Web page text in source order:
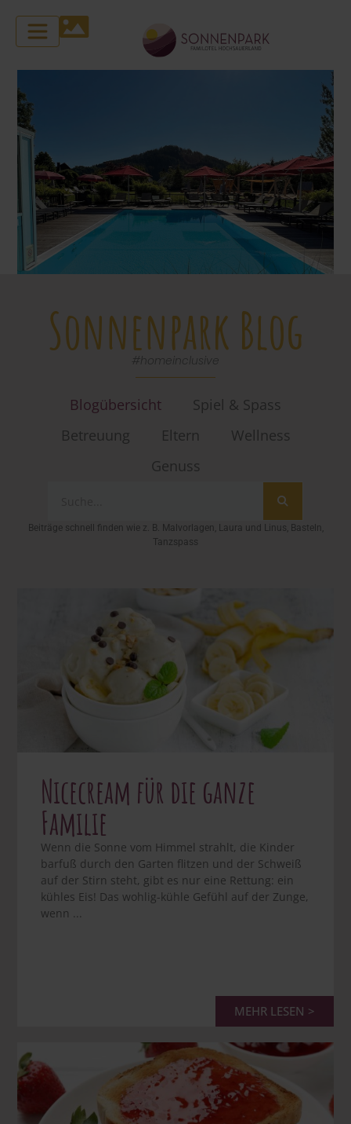
Sonnenpark Blog
#homeinclusive
Blogübersicht
Spiel & Spass
Betreuung
Eltern
Wellness
Genuss
Beiträge schnell finden wie z. B. Malvorlagen, Laura und Linus, Basteln,
Tanzspass
Nicecream für die ganze
Familie
Wenn die Sonne vom Himmel strahlt, die Kinder
barfuß durch den Garten flitzen und der Schweiß
auf der Stirn steht, gibt es nur eine Rettung: ein
kühles Eis! Das wohlig-kühle Gefühl auf der Zunge,
wenn ...
MEHR LESEN >